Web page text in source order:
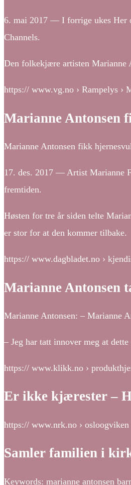
6. mai 2017 — I forrige ukes Her
Channels.
Den folkekjære artisten Marianne
https:// www.vg.no › Rampelys ›
Marianne Antonsen
Marianne Antonsen fikk
17. des. 2017 — Artist Marianne
fremtiden.
Høsten for tre år siden telte
er stor for at den kommer tilbake.
https:// www.dagbladet.no ›
Marianne Antonsen
Marianne Antonsen: – Marianne
– Jeg har tatt innover meg at dette
https:// www.klikk.no ›
Er ikke kjærester –
https:// www.nrk.no ›
Samler familien i
Keywords: marianne antonsen